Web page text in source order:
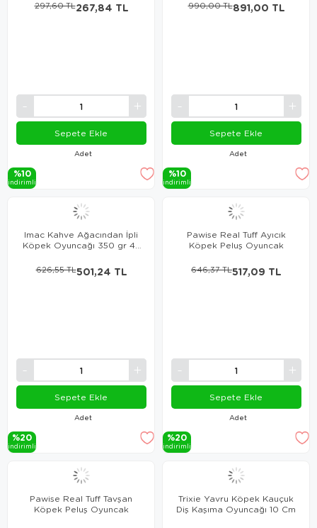
Adet
267,84 TL
297,60 TL
Sepete Ekle
%10
i̇ndi̇ri̇mli̇
Adet
891,00 TL
990,00 TL
Sepete Ekle
%10
i̇ndi̇ri̇mli̇
Imac Kahve Ağacından İpli
Köpek Oyuncağı 350 gr 45
Adet
501,24 TL
626,55 TL
Sepete Ekle
%20
i̇ndi̇ri̇mli̇
Pawise Real Tuff Ayıcık
Köpek Peluş Oyuncak
Adet
517,09 TL
646,37 TL
Sepete Ekle
%20
i̇ndi̇ri̇mli̇
Pawise Real Tuff Tavşan
Köpek Peluş Oyuncak
Trixie Yavru Köpek Kauçuk
Diş Kaşıma Oyuncağı 10 Cm